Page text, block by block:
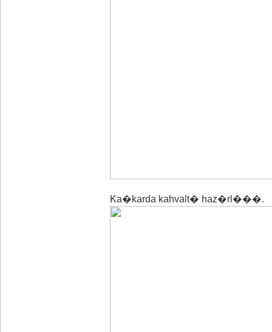
Ka�karda kahvalt� haz�rl���.